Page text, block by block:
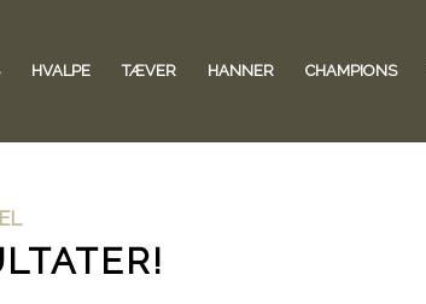
HVALPE TÆVER HANNER CHAMPIONS